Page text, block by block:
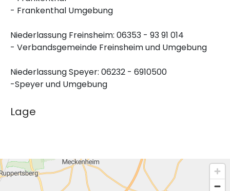
- Frankenthal Umgebung
Niederlassung Freinsheim: 06353 - 93 91 014
- Verbandsgemeinde Freinsheim und Umgebung
Niederlassung Speyer: 06232 - 6910500
-Speyer und Umgebung
Lage